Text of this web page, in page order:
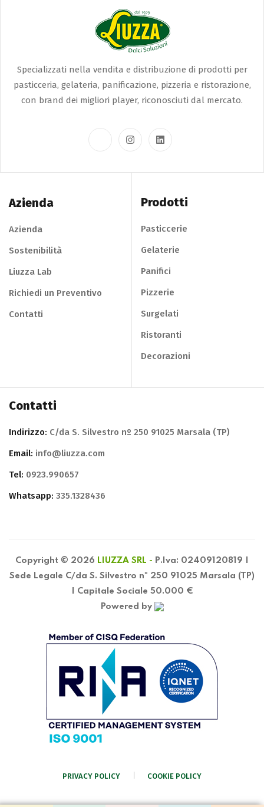
Specializzati nella vendita e distribuzione di prodotti per
pasticceria, gelateria, panificazione, pizzeria e ristorazione,
con brand dei migliori player, riconosciuti dal mercato.
Azienda
Azienda
Sostenibilità
Liuzza Lab
Richiedi un Preventivo
Contatti
Prodotti
Pasticcerie
Gelaterie
Panifici
Pizzerie
Surgelati
Ristoranti
Decorazioni
Contatti
Indirizzo: C/da S. Silvestro nº 250 91025 Marsala (TP)
Email: info@liuzza.com
Tel: 0923.990657
Whatsapp: 335.1328436
Copyright © 2026 LIUZZA SRL - P.Iva: 02409120819 |
Sede Legale C/da S. Silvestro nº 250 91025 Marsala (TP)
| Capitale Sociale 50.000 €
Powered by
PRIVACY POLICY COOKIE POLICY